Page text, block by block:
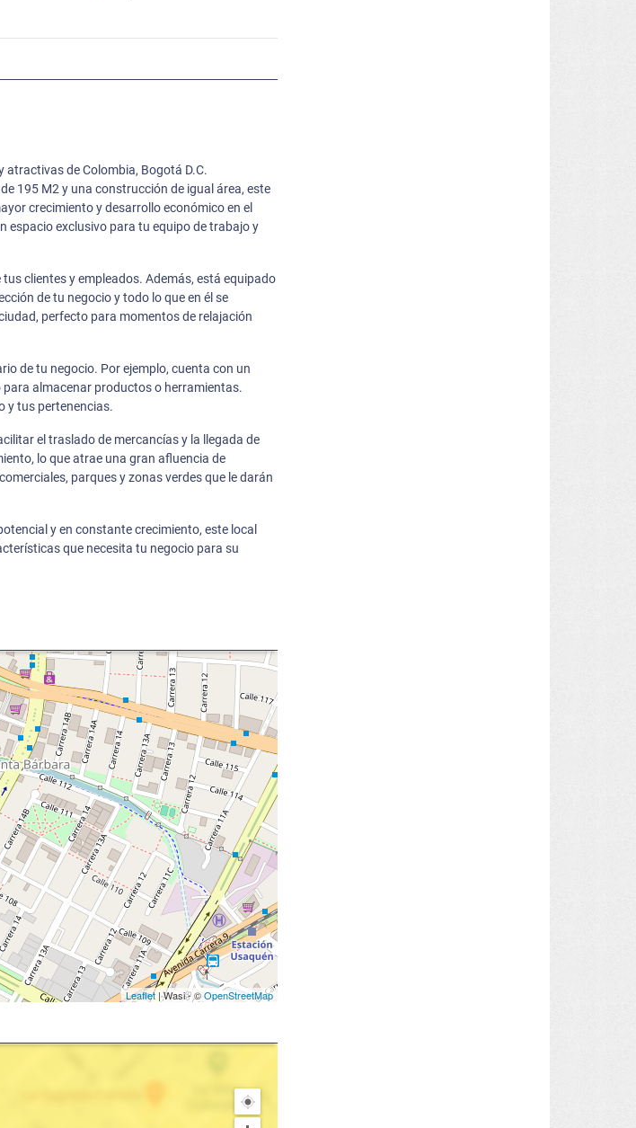
atractivas de Colombia, Bogotá D.C.
195 M2 y una construcción de igual área, este
crecimiento y desarrollo económico en el
espacio exclusivo para tu equipo de trabajo y
clientes y empleados. Además, está equipado
de tu negocio y todo lo que en él se
perfecto para momentos de relajación
de tu negocio. Por ejemplo, cuenta con un
almacenar productos o herramientas.
y tus pertenencias.
el traslado de mercancías y la llegada de
lo que atrae una gran afluencia de
parques y zonas verdes que le darán
y en constante crecimiento, este local
que necesita tu negocio para su
Leaflet | Wasi - ©OpenStreetMap